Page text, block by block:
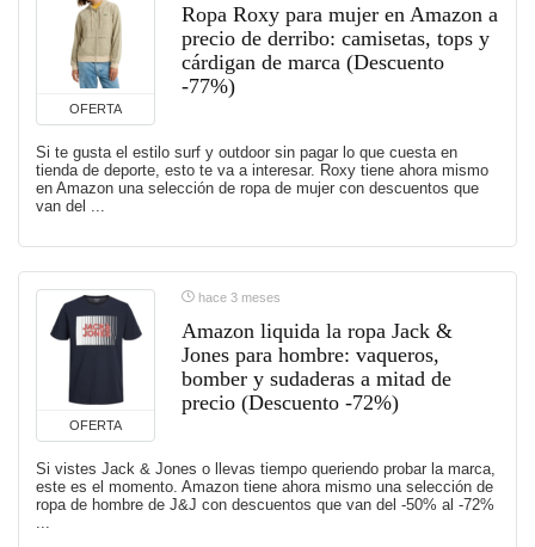
OFERTA
Ropa Roxy para mujer en Amazon a
precio de derribo: camisetas, tops y
cárdigan de marca (Descuento
-77%)
Si te gusta el estilo surf y outdoor sin pagar lo que cuesta en
tienda de deporte, esto te va a interesar. Roxy tiene ahora mismo
en Amazon una selección de ropa de mujer con descuentos que
van del ...
OFERTA
hace 3 meses
Amazon liquida la ropa Jack &
Jones para hombre: vaqueros,
bomber y sudaderas a mitad de
precio (Descuento -72%)
Si vistes Jack & Jones o llevas tiempo queriendo probar la marca,
este es el momento. Amazon tiene ahora mismo una selección de
ropa de hombre de J&J con descuentos que van del -50% al -72%